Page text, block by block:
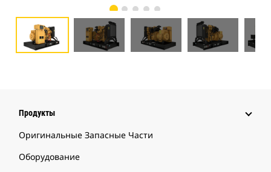
Продукты
Оригинальные Запасные Части
Оборудование